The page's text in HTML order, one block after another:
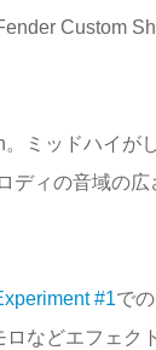
Custom
。ミッドハイが
ディの音域の広
#1で
ロなどエフェク